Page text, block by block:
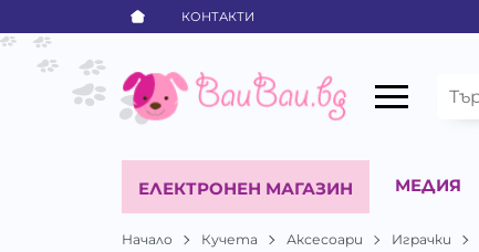
КОНТАКТИ
ЕЛЕКТРОНЕН МАГАЗИН МЕДИЯ
Начало Кучета Аксесоари Играчки